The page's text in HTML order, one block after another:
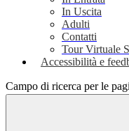
In Uscita
Adulti
Contatti
Tour Virtuale
Accessibilità e
Campo di ricerca per le